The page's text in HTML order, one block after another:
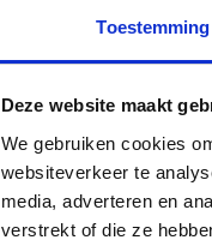
Toestemming
Deze website maakt
We gebruiken cookies
websiteverkeer te
media, adverteren en
verstrekt of die ze